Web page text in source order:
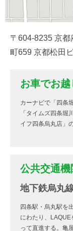
〒604-8235 京都
町659 京都松田
お車でお
カーナビで「四条
「タイムズ四条堀
イフ四条烏丸店」
公共交通
地下鉄烏丸
四条駅・烏丸駅を
にわたり、
って直進する。亀